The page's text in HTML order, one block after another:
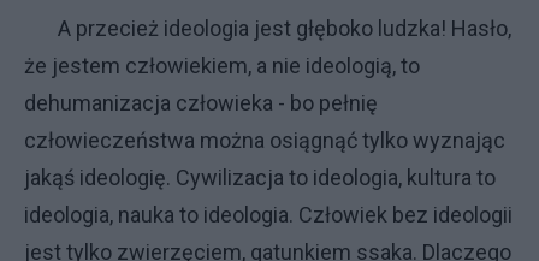
A przecież ideologia jest głęboko ludzka! Hasło,
że jestem człowiekiem, a nie ideologią, to
dehumanizacja człowieka - bo pełnię
człowieczeństwa można osiągnąć tylko wyznając
jakąś ideologię. Cywilizacja to ideologia, kultura to
ideologia, nauka to ideologia. Człowiek bez ideologii
jest tylko zwierzęciem, gatunkiem ssaka. Dlaczego